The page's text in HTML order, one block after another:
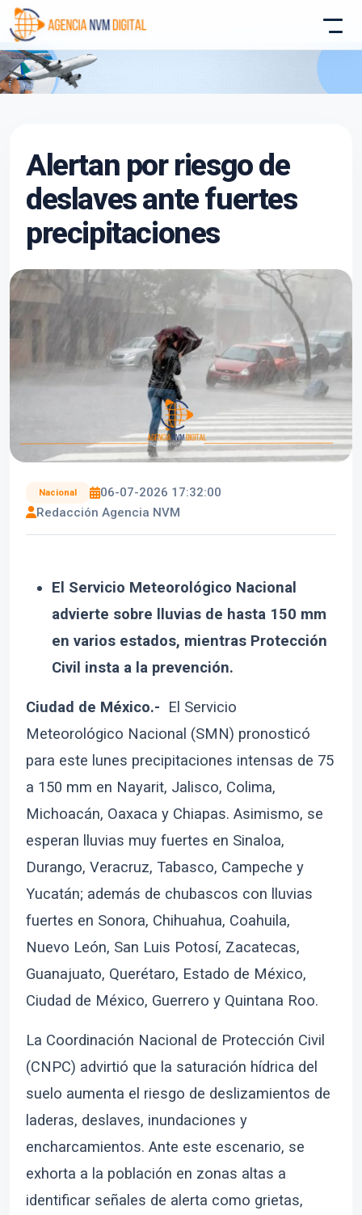
Alertan por riesgo de
deslaves ante fuertes
precipitaciones
Nacional
06-07-2026 17:32:00
Redacción Agencia NVM
El Servicio Meteorológico Nacional
advierte sobre lluvias de hasta 150 mm
en varios estados, mientras Protección
Civil insta a la prevención.
Ciudad de México.- El Servicio
Meteorológico Nacional (SMN) pronosticó
para este lunes precipitaciones intensas de 75
a 150 mm en Nayarit, Jalisco, Colima,
Michoacán, Oaxaca y Chiapas. Asimismo, se
esperan lluvias muy fuertes en Sinaloa,
Durango, Veracruz, Tabasco, Campeche y
Yucatán; además de chubascos con lluvias
fuertes en Sonora, Chihuahua, Coahuila,
Nuevo León, San Luis Potosí, Zacatecas,
Guanajuato, Querétaro, Estado de México,
Ciudad de México, Guerrero y Quintana Roo.
La Coordinación Nacional de Protección Civil
(CNPC) advirtió que la saturación hídrica del
suelo aumenta el riesgo de deslizamientos de
laderas, deslaves, inundaciones y
encharcamientos. Ante este escenario, se
exhorta a la población en zonas altas a
identificar señales de alerta como grietas,
Asistente conectado